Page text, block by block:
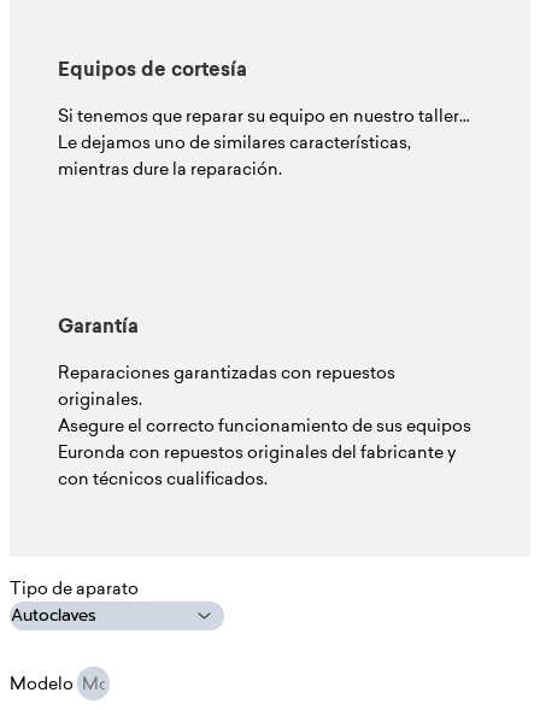
Equipos de cortesía
Si tenemos que reparar su equipo en nuestro taller…
Le dejamos uno de similares características,
mientras dure la reparación.
Garantía
Reparaciones garantizadas con repuestos
originales.
Asegure el correcto funcionamiento de sus equipos
Euronda con repuestos originales del fabricante y
con técnicos cualificados.
Tipo de aparato
Modelo